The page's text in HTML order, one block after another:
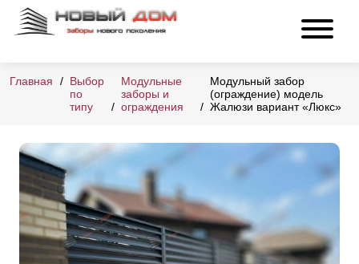
Главная
Выбор
по
типу
Модульные
заборы и
ограждения
Модульный забор
(ограждение) модель
Жалюзи вариант «Люкс»